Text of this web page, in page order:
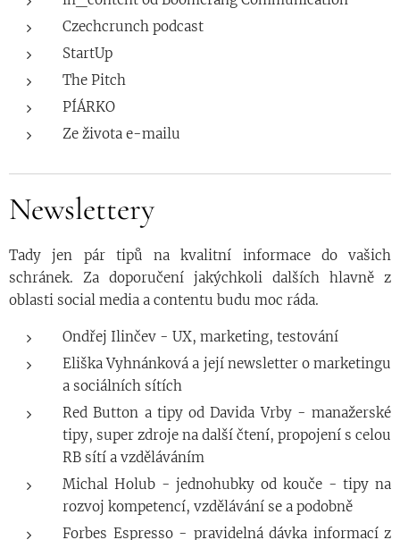
Czechcrunch podcast
StartUp
The Pitch
PÍÁRKO
Ze života e-mailu
Newslettery
Tady jen pár tipů na kvalitní informace do vašich
schránek. Za doporučení jakýchkoli dalších hlavně z
oblasti social media a contentu budu moc ráda.
Ondřej Ilinčev - UX, marketing, testování
Eliška Vyhnánková a její newsletter o marketingu
a sociálních sítích
Red Button a tipy od Davida Vrby - manažerské
tipy, super zdroje na další čtení, propojení s celou
RB sítí a vzděláváním
Michal Holub - jednohubky od kouče - tipy na
rozvoj kompetencí, vzdělávání se a podobně
Forbes Espresso - pravidelná dávka informací z